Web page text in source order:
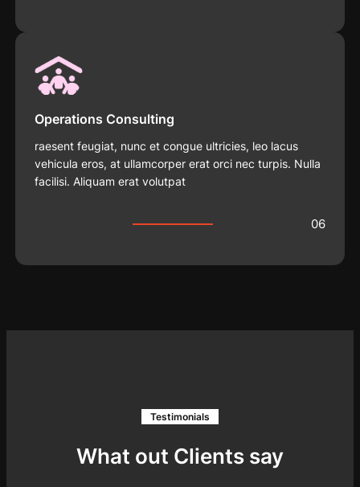
Operations Consulting
raesent feugiat, nunc et congue ultricies, leo lacus
vehicula eros, at ullamcorper erat orci nec turpis. Nulla
facilisi. Aliquam erat volutpat
06
Testimonials
What out Clients say